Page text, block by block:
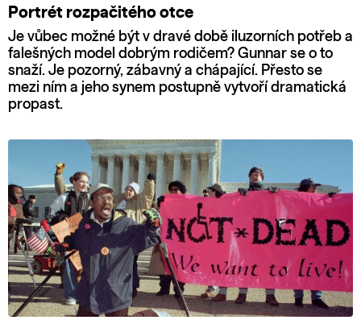
Portrét rozpačitého otce
Je vůbec možné být v dravé době iluzorních potřeb a
falešných model dobrým rodičem? Gunnar se o to
snaží. Je pozorný, zábavný a chápající. Přesto se
mezi ním a jeho synem postupně vytvoří dramatická
propast.